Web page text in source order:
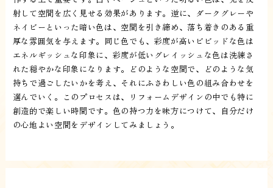
射して空間を広く見せる効果があります。逆に、ダークグレーや
ネイビーといった暗い色は、空間を引き締め、落ち着きのある重
厚な雰囲気を与えます。同じ色でも、彩度が高いビビッドな色は
エネルギッシュな印象に、彩度が低いグレイッシュな色は洗練さ
れた穏やかな印象になります。どのような空間で、どのような気
持ちで過ごしたいかを考え、それにふさわしい色の組み合わせを
選んでいく。このプロセスは、リフォームデザインの中でも特に
創造的で楽しい時間です。色の持つ力を味方につけて、自分だけ
の心地よい空間をデザインしてみましょう。